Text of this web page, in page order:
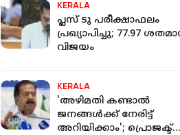
KERALA
പ്ലസ് ടു പരീക്ഷാഫലം
പ്രഖ്യാപിച്ചു; 77.97
വിജയം
KERALA
'അഴിമതി കണ്ടാല്‍
ജനങ്ങള്‍ക്ക് നേരിട്ട്
അറിയിക്കാം'; പ്രൊജക്ട്